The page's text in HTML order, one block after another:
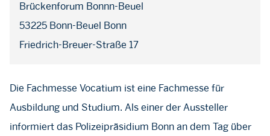
Brückenforum Bonnn-Beuel
53225 Bonn-Beuel Bonn
Friedrich-Breuer-Straße 17
Die Fachmesse Vocatium ist eine Fachmesse für
Ausbildung und Studium. Als einer der Aussteller
informiert das Polizeipräsidium Bonn an dem Tag über